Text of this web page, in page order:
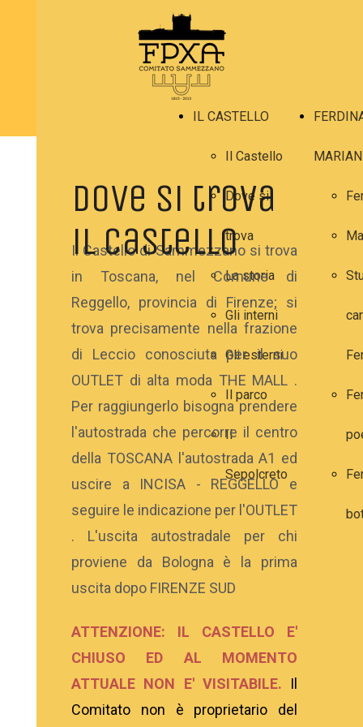
IL CASTELLO
Il Castello
Dove si
trova
La storia
Gli interni
Gli esterni
Il parco
Il
Sepolcreto
Dove si trova
il Castello
Il Castello di Sammezzano si trova
in Toscana, nel Comune di
Reggello, provincia di Firenze; si
trova precisamente nella frazione
di Leccio conosciuta per il suo
OUTLET di alta moda THE MALL .
Per raggiungerlo bisogna prendere
l'autostrada che percorre il centro
della TOSCANA l'autostrada A1 ed
uscire a INCISA - REGGELLO e
seguire le indicazione per l'OUTLET
. L'uscita autostradale per chi
proviene da Bologna è la prima
uscita dopo FIRENZE SUD
ATTENZIONE: IL CASTELLO E'
CHIUSO ED AL MOMENTO
ATTUALE NON E' VISITABILE. Il
Comitato non è proprietario del